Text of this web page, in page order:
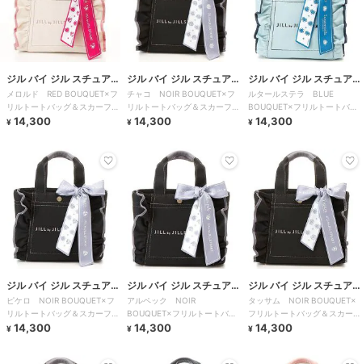
ジル バイ ジル スチュアー
トメロルド RED BOUQUET×フ
リルトートバッグ＆スカーフセ
ット
¥ 14,300
ジル バイ ジル スチュアー
ト
チャコ NOIR BOUQUET×フ
リルトートバッグ＆スカーフセ
ット
¥ 14,300
ジル バイ ジル スチュアー
ト
ルタールステラ BLUE
BOUQUET×フリルトートバッ
グ＆スカーフセット
¥ 14,300
ジル バイ ジル スチュアー
ト
ピケロ NOIR BOUQUET×フ
リルトートバッグ＆スカーフセ
ット
¥ 14,300
ジル バイ ジル スチュアー
ト
アルペック NOIR
BOUQUET×フリルトートバッ
グ＆スカーフセット
¥ 14,300
ジル バイ ジル スチュアー
ト
タッサム NOIR BOUQUET×
フリルトートバッグ＆スカーフ
セット
¥ 14,300